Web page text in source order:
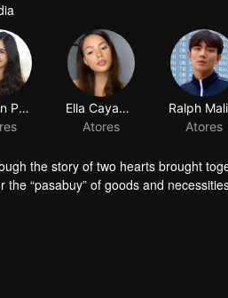
Heaven Peralejo
Ella Cayabyab
Atores
Atores
the story of two hearts brought
“pasabuy” of goods and
companionship in what could be